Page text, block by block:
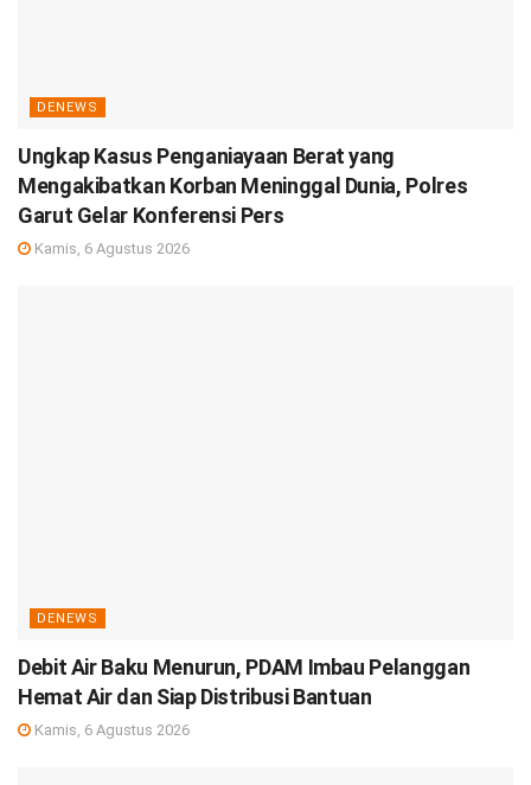
DENEWS
Ungkap Kasus Penganiayaan Berat yang
Mengakibatkan Korban Meninggal Dunia, Polres
Garut Gelar Konferensi Pers
Kamis, 6 Agustus 2026
DENEWS
Debit Air Baku Menurun, PDAM Imbau Pelanggan
Hemat Air dan Siap Distribusi Bantuan
Kamis, 6 Agustus 2026